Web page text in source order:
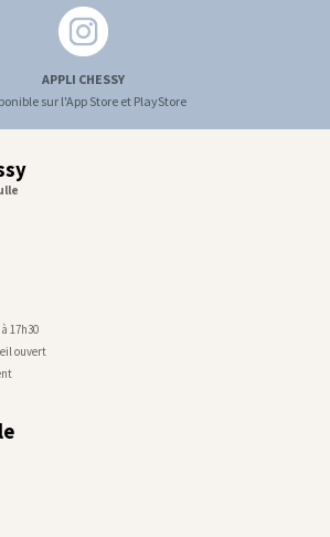
APPLI CHESSY
sur l'App Store et PlayStore
17h30
ouvert